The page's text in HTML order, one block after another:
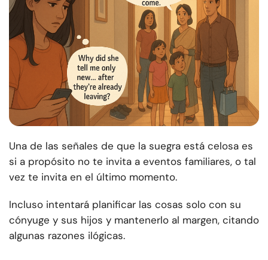
Una de las señales de que la suegra está celosa es
si a propósito no te invita a eventos familiares, o tal
vez te invita en el último momento.
Incluso intentará planificar las cosas solo con su
cónyuge y sus hijos y mantenerlo al margen, citando
algunas razones ilógicas.